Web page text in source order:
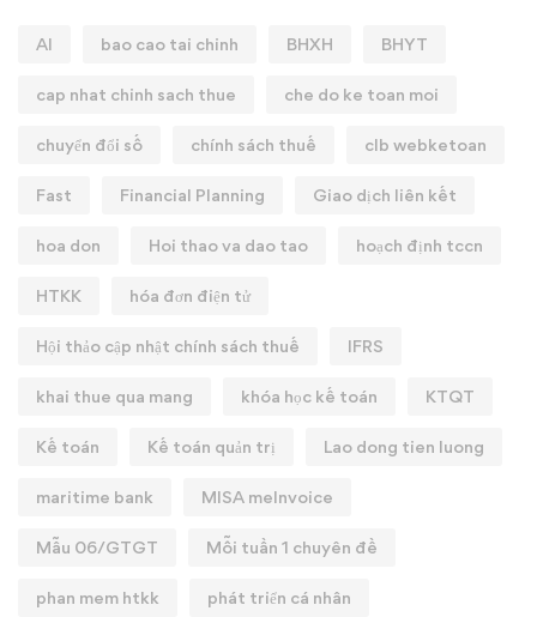
AI bao cao tai chinh BHXH BHYT
cap nhat chinh sach thue che do ke toan moi
chuyển đổi số chính sách thuế clb webketoan
Fast Financial Planning Giao dịch liên kết
hoa don Hoi thao va dao tao hoạch định tccn
HTKK hóa đơn điện tử
Hội thảo cập nhật chính sách thuế IFRS
khai thue qua mang khóa học kế toán KTQT
Kế toán Kế toán quản trị Lao dong tien luong
maritime bank MISA meInvoice
Mẫu 06/GTGT Mỗi tuần 1 chuyên đề
phan mem htkk phát triển cá nhân